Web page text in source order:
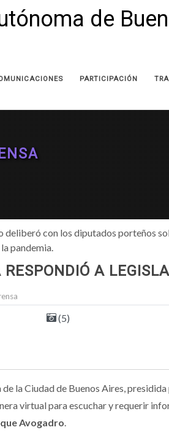
PARTICIPACIÓN
deliberó con los diputados porteños
pandemia.
A
(5)
la Ciudad de Buenos Aires,
virtual para escuchar y requerir
Avogadro.